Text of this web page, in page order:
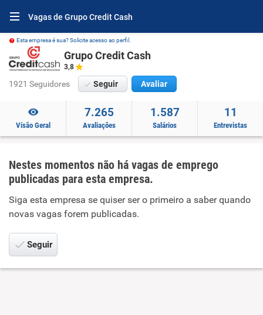
Vagas de Grupo Credit Cash
Esta empresa é sua? Solicite acesso ao perfil.
Grupo Credit Cash
3,8
1921 Seguidores Seguir Avaliar
Visão Geral
7.265
Avaliações
1.587
Salários
11
Entrevistas
Nestes momentos não há vagas de emprego
publicadas para esta empresa.
Siga esta empresa se quiser ser o primeiro a saber quando
novas vagas forem publicadas.
Seguir